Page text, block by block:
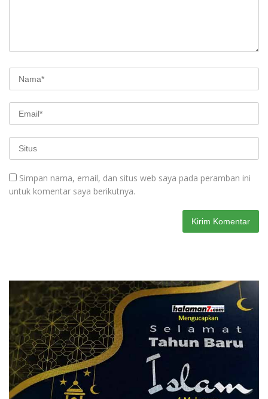
Simpan nama, email, dan situs web saya pada peramban ini
untuk komentar saya berikutnya.